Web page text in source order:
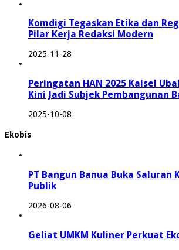
Komdigi Tegaskan Etika dan
Pilar Kerja Redaksi Modern
2025-11-28
Peringatan HAN 2025 Kalsel
Kini Jadi Subjek Pembangunan
2025-10-08
Ekobis
PT Bangun Banua Buka Saluran
Publik
2026-08-06
Geliat UMKM Kuliner Perkuat